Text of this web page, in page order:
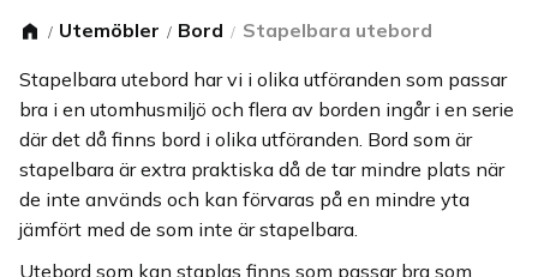
Utemöbler Bord Stapelbara utebord
Stapelbara utebord har vi i olika utföranden som passar
bra i en utomhusmiljö och flera av borden ingår i en serie
där det då finns bord i olika utföranden. Bord som är
stapelbara är extra praktiska då de tar mindre plats när
de inte används och kan förvaras på en mindre yta
jämfört med de som inte är stapelbara.
Utebord som kan staplas finns som passar bra som